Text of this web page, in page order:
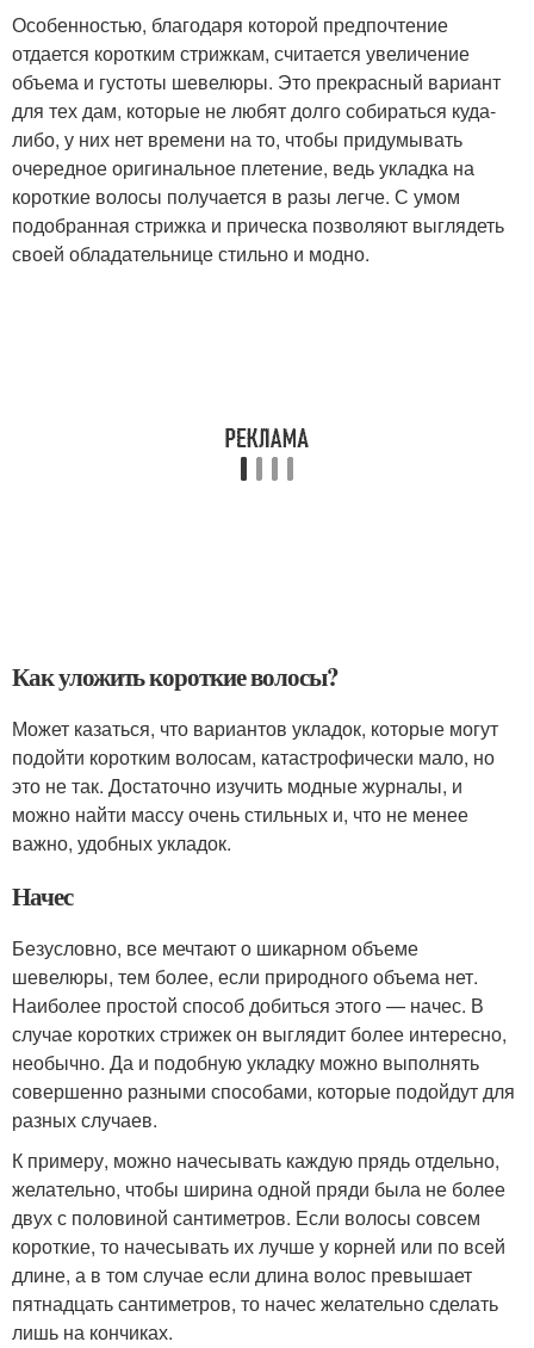
Особенностью, благодаря которой предпочтение
отдается коротким стрижкам, считается увеличение
объема и густоты шевелюры. Это прекрасный вариант
для тех дам, которые не любят долго собираться куда-
либо, у них нет времени на то, чтобы придумывать
очередное оригинальное плетение, ведь укладка на
короткие волосы получается в разы легче. С умом
подобранная стрижка и прическа позволяют выглядеть
своей обладательнице стильно и модно.
Как уложить короткие волосы?
Может казаться, что вариантов укладок, которые могут
подойти коротким волосам, катастрофически мало, но
это не так. Достаточно изучить модные журналы, и
можно найти массу очень стильных и, что не менее
важно, удобных укладок.
Начес
Безусловно, все мечтают о шикарном объеме
шевелюры, тем более, если природного объема нет.
Наиболее простой способ добиться этого — начес. В
случае коротких стрижек он выглядит более интересно,
необычно. Да и подобную укладку можно выполнять
совершенно разными способами, которые подойдут для
разных случаев.
К примеру, можно начесывать каждую прядь отдельно,
желательно, чтобы ширина одной пряди была не более
двух с половиной сантиметров. Если волосы совсем
короткие, то начесывать их лучше у корней или по всей
длине, а в том случае если длина волос превышает
пятнадцать сантиметров, то начес желательно сделать
лишь на кончиках.